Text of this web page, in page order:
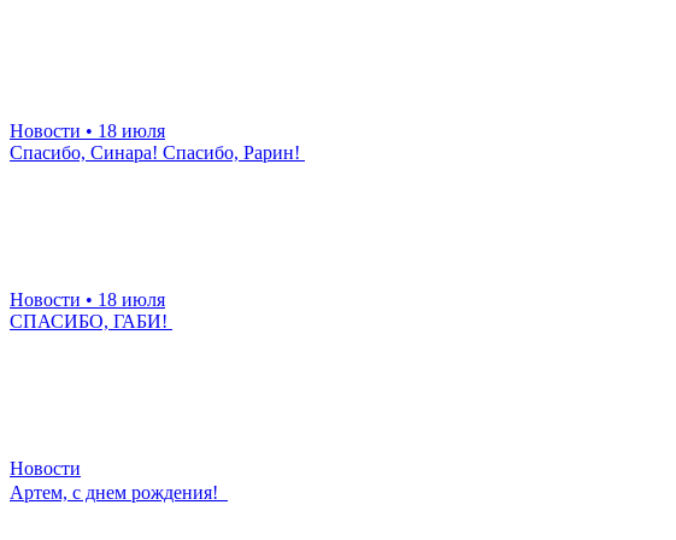
Новости • 18 июля
Спасибо, Синара! Спасибо, Рарин!
Новости • 18 июля
СПАСИБО, ГАБИ!
Новости
Артем, с днем рождения!